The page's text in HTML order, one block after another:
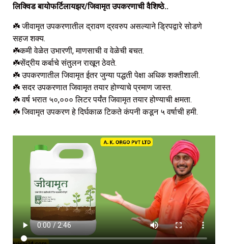
लिक्विड बायोफर्टिलायझर/जिवामृत उपकरणाची वैशिष्ठे..
☘️जीवामृत उपकरणातील द्रावण द्रवरुप असल्याने ड्रिपद्वारे सोडणे
सहज शक्य.
☘️कमी वेळेत उभारणी, माणसाची व वेळेची बचत.
☘️सेंद्रीय कर्बाचे संतुलन राखून ठेवते.
☘️उपकरणातील जिवामृत ईतर जुन्या पद्धती पेक्षा अधिक शक्तीशाली.
☘️सदर उपकरणात जिवामृत तयार होण्याचे प्रमाण जास्त.
☘️वर्ष भरात ५०,००० लिटर पर्यंत जिवामृत तयार होण्याची क्षमता.
☘️जिवामृत उपकरण हे दिर्घकाळ टिकते कंपनी कडून ५ वर्षाची हमी.